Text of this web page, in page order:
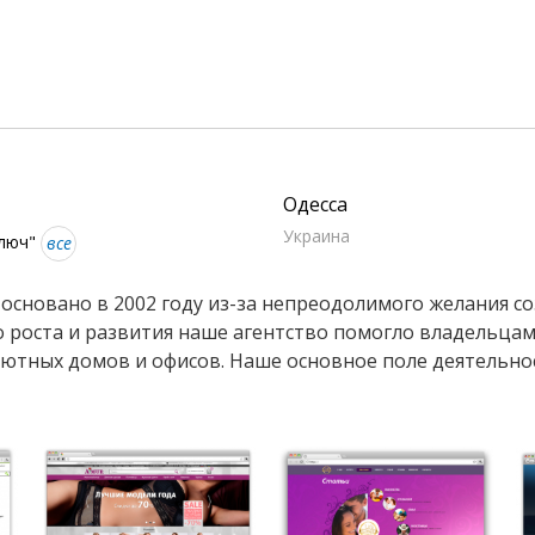
все
Одесса
Украина
в 2002 году из-за непреодолимого желания
и развития наше агентство помогло
домов и офисов. Наше основное поле